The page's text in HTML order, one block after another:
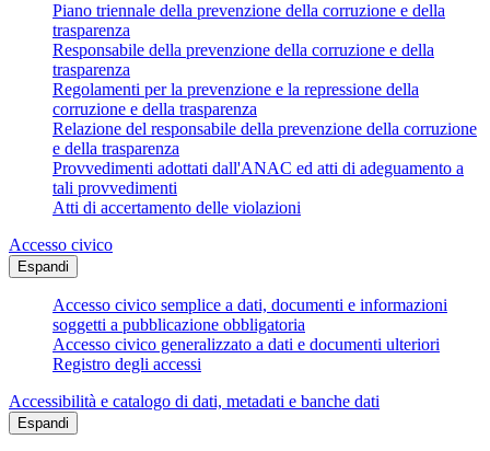
Piano triennale della prevenzione della corruzione e della
trasparenza
Responsabile della prevenzione della corruzione e della
trasparenza
Regolamenti per la prevenzione e la repressione della
corruzione e della trasparenza
Relazione del responsabile della prevenzione della corruzione
e della trasparenza
Provvedimenti adottati dall'ANAC ed atti di adeguamento a
tali provvedimenti
Atti di accertamento delle violazioni
Accesso civico
Espandi
Accesso civico semplice a dati, documenti e informazioni
soggetti a pubblicazione obbligatoria
Accesso civico generalizzato a dati e documenti ulteriori
Registro degli accessi
Accessibilità e catalogo di dati, metadati e banche dati
Espandi